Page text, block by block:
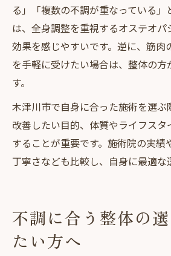
る」「複数の不調が重なっている」
は、全身調整を重視するオステオ
効果を感じやすいです。逆に、筋肉
を手軽に受けたい場合は、整体の方
す。
木津川市で自身に合った施術を選ぶ
改善したい目的、体質やライフス
することが重要です。施術院の実績
丁寧さなども比較し、自身に最適な
不調に合う整体の
たい方へ